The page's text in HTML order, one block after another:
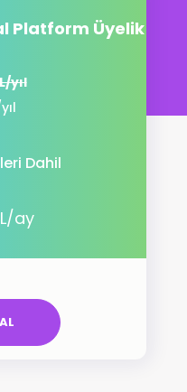
Platform Üyelik
yıl
Dahil
ay